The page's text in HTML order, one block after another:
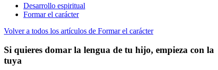
Desarrollo espiritual
Formar el carácter
Volver a todos los artículos de Formar el carácter
Si quieres domar la lengua de tu hijo, empieza con la
tuya